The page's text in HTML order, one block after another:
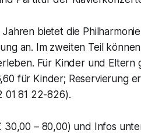
Jahren bietet die
an. Im zweiten Teil
Für Kinder und Eltern
für Kinder; Reservierung
01 81 22-826).
30,00 – 80,00) und Infos